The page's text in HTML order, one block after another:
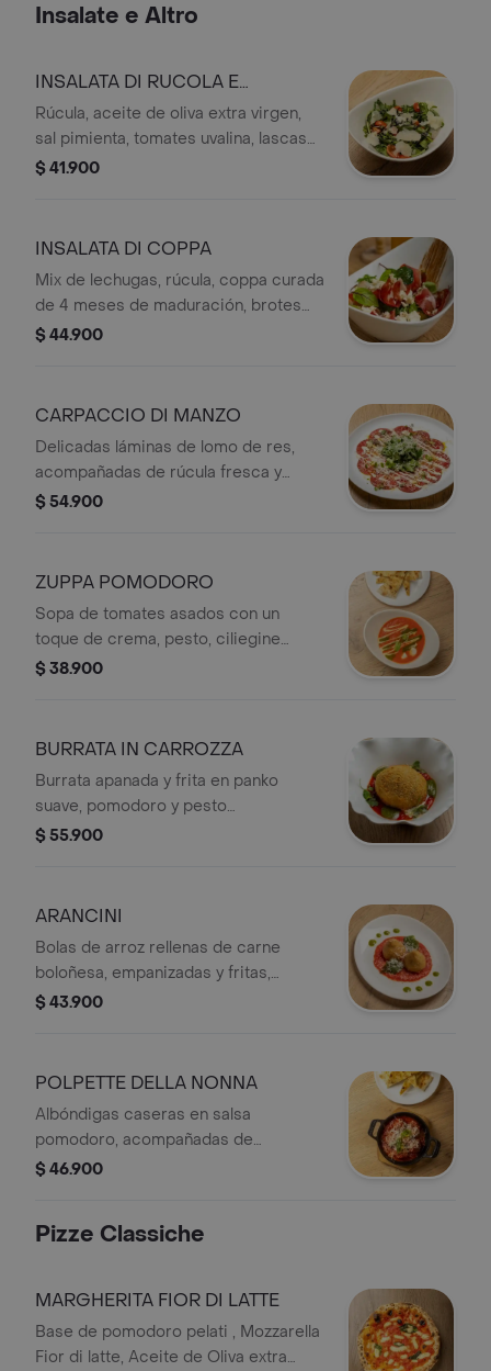
Insalate e Altro
INSALATA DI RUCOLA E
PARMIGIANO
Rúcula, aceite de oliva extra virgen,
sal pimienta, tomates uvalina, lascas
de parmigiano reggiano de 18 meses
$ 41.900
INSALATA DI COPPA
Mix de lechugas, rúcula, coppa curada
de 4 meses de maduración, brotes
del huerto, tomate uvalina, dip de
$ 44.900
CARPACCIO DI MANZO
Delicadas láminas de lomo de res,
acompañadas de rúcula fresca y
marinadas en jugo de limón con
láminas de Parmigiano Reggiano de
$ 54.900
ZUPPA POMODORO
Sopa de tomates asados con un
toque de crema, pesto, ciliegine
(mozzarella) y pan artesanal.
$ 38.900
BURRATA IN CARROZZA
Burrata apanada y frita en panko
suave, pomodoro y pesto
acompañado de pan artesanal.
$ 55.900
ARANCINI
Bolas de arroz rellenas de carne
boloñesa, empanizadas y fritas,
acompañadas de salsa pomodoro y
$ 43.900
POLPETTE DELLA NONNA
​Albóndigas caseras en salsa
pomodoro, acompañadas de
Parmigiano Reggiano DOP de 18
$ 46.900
Pizze Classiche
MARGHERITA FIOR DI LATTE
Base de pomodoro pelati , Mozzarella
Fior di latte, Aceite de Oliva extra